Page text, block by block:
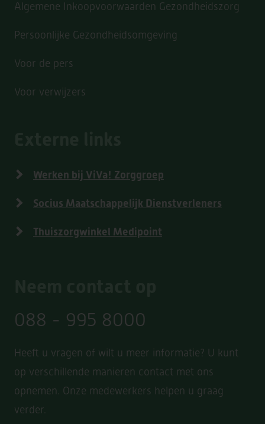
Algemene Inkoopvoorwaarden Gezondheidszorg
Persoonlijke Gezondheidsomgeving
Voor de pers
Voor verwijzers
Werken bij ViVa! Zorggroep
Socius Maatschappelijk Dienstverleners
Thuiszorgwinkel Medipoint
088 - 995 8000
Heeft u vragen of wilt u meer informatie? U kunt
op verschillende manieren contact met ons
opnemen. Onze medewerkers helpen u graag
verder.